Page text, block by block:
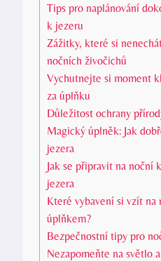
Tips pro naplánování
k jezeru
Zážitky, které si
nočních živočichů
Vychutnejte si moment
za úplňku
Důležitost ochrany
Magický úplněk: Jak
jezera
Jak se připravit na noční
jezera
Které vybavení si vzít
úplňkem?
Bezpečnostní tipy pro
Nezapomeňte na světlo